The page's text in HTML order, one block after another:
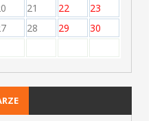
21 22
23
28 29
30